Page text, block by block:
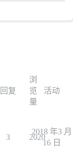
回复
浏
览
量
活动
3 2020
2018 年3 月
16 日